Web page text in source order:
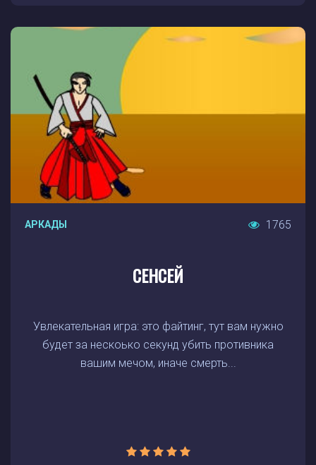
АРКАДЫ 1765
СЕНСЕЙ
Увлекательная игра: это файтинг, тут вам нужно
будет за нескоько секунд убить противника
вашим мечом, иначе смерть...